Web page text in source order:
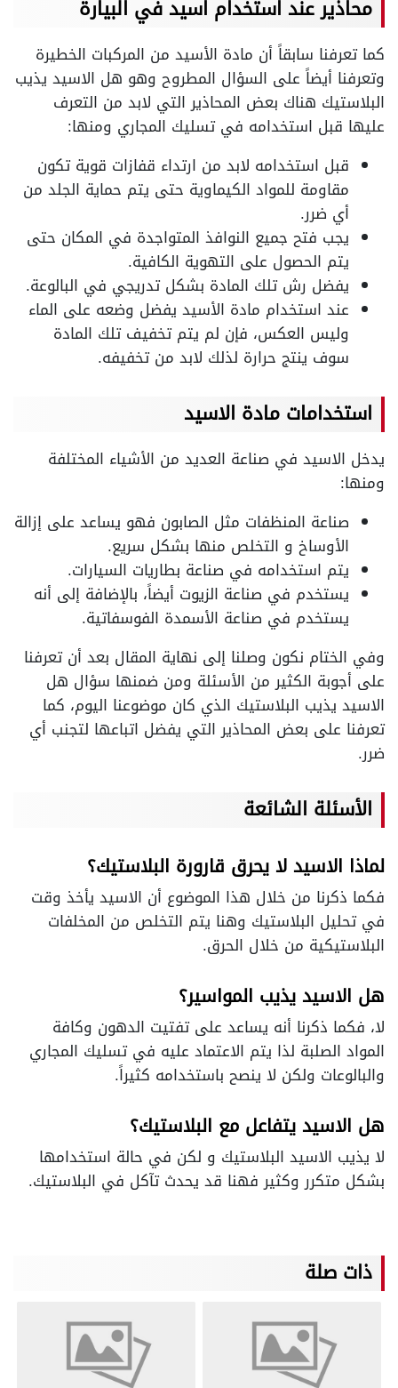
محاذير عند استخدام اسيد في البيارة
كما تعرفنا سابقاً أن مادة الأسيد من المركبات الخطيرة
وتعرفنا أيضاً على السؤال المطروح وهو هل الاسيد يذيب
البلاستيك هناك بعض المحاذير التي لابد من التعرف
عليها قبل استخدامه في تسليك المجاري ومنها:
قبل استخدامه لابد من ارتداء قفازات قوية تكون
مقاومة للمواد الكيماوية حتى يتم حماية الجلد من
أي ضرر.
يجب فتح جميع النوافذ المتواجدة في المكان حتى
يتم الحصول على التهوية الكافية.
يفضل رش تلك المادة بشكل تدريجي في البالوعة.
عند استخدام مادة الأسيد يفضل وضعه على الماء
وليس العكس، فإن لم يتم تخفيف تلك المادة
سوف ينتج حرارة لذلك لابد من تخفيفه.
استخدامات مادة الاسيد
يدخل الاسيد في صناعة العديد من الأشياء المختلفة
ومنها:
صناعة المنظفات مثل الصابون فهو يساعد على إزالة
الأوساخ و التخلص منها بشكل سريع.
يتم استخدامه في صناعة بطاريات السيارات.
يستخدم في صناعة الزيوت أيضاً، بالإضافة إلى أنه
يستخدم في صناعة الأسمدة الفوسفاتية.
وفي الختام نكون وصلنا إلى نهاية المقال بعد أن تعرفنا
على أجوبة الكثير من الأسئلة ومن ضمنها سؤال هل
الاسيد يذيب البلاستيك الذي كان موضوعنا اليوم، كما
تعرفنا على بعض المحاذير التي يفضل اتباعها لتجنب أي
ضرر.
الأسئلة الشائعة
لماذا الاسيد لا يحرق قارورة البلاستيك؟
فكما ذكرنا من خلال هذا الموضوع أن الاسيد يأخذ وقت
في تحليل البلاستيك وهنا يتم التخلص من المخلفات
البلاستيكية من خلال الحرق.
هل الاسيد يذيب المواسير؟
لا، فكما ذكرنا أنه يساعد على تفتيت الدهون وكافة
المواد الصلبة لذا يتم الاعتماد عليه في تسليك المجاري
والبالوعات ولكن لا ينصح باستخدامه كثيراً.
هل الاسيد يتفاعل مع البلاستيك؟
لا يذيب الاسيد البلاستيك و لكن في حالة استخدامها
بشكل متكرر وكثير فهنا قد يحدث تآكل في البلاستيك.
ذات صلة